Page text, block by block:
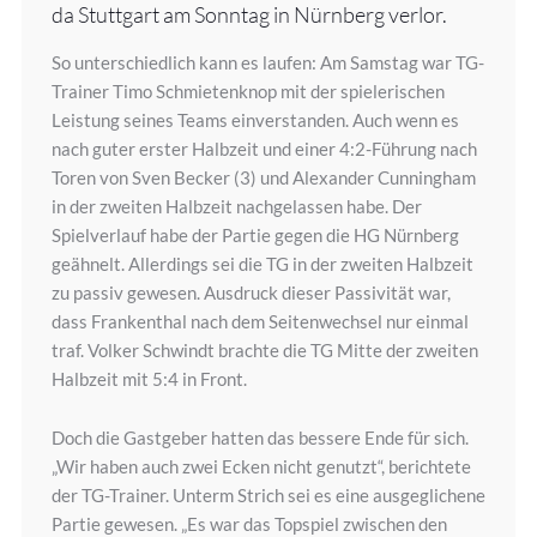
da Stuttgart am Sonntag in Nürnberg verlor.
So unterschiedlich kann es laufen: Am Samstag war TG-
Trainer Timo Schmietenknop mit der spielerischen
Leistung seines Teams einverstanden. Auch wenn es
nach guter erster Halbzeit und einer 4:2-Führung nach
Toren von Sven Becker (3) und Alexander Cunningham
in der zweiten Halbzeit nachgelassen habe. Der
Spielverlauf habe der Partie gegen die HG Nürnberg
geähnelt. Allerdings sei die TG in der zweiten Halbzeit
zu passiv gewesen. Ausdruck dieser Passivität war,
dass Frankenthal nach dem Seitenwechsel nur einmal
traf. Volker Schwindt brachte die TG Mitte der zweiten
Halbzeit mit 5:4 in Front.
Doch die Gastgeber hatten das bessere Ende für sich.
„Wir haben auch zwei Ecken nicht genutzt“, berichtete
der TG-Trainer. Unterm Strich sei es eine ausgeglichene
Partie gewesen. „Es war das Topspiel zwischen den